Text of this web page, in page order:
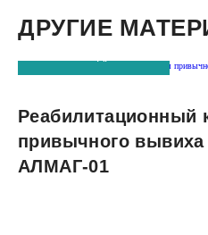
ДРУГИЕ
Реабилитационный
привычного
АЛМАГ-01